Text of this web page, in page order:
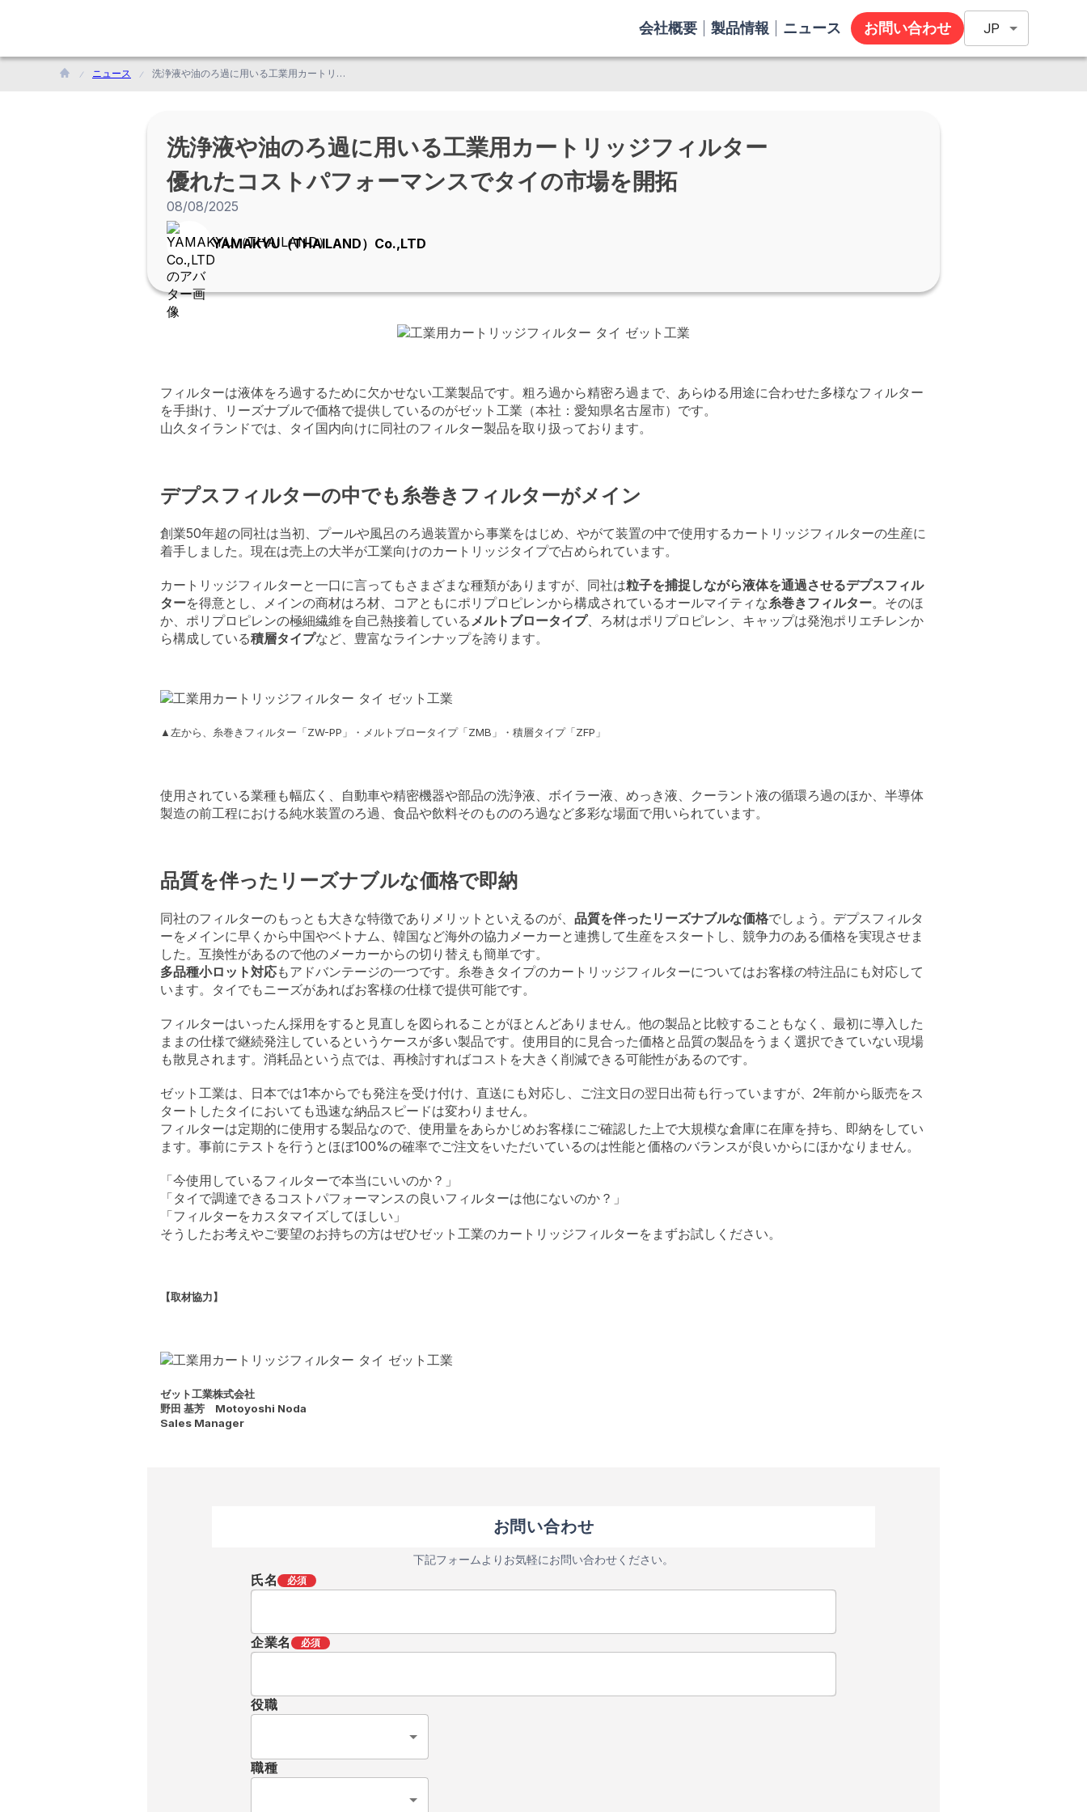
会社概要 製品情報 ニュース お問い合わせ JP
ニュース 洗浄液や油のろ過に用いる工業用カートリッジフィルター<br> 優れたコストパフォーマンスでタイの市場を開拓
洗浄液や油のろ過に用いる工業用カートリッジフィルター
優れたコストパフォーマンスでタイの市場を開拓
08/08/2025
YAMAKYU（THAILAND）Co.,LTD
フィルターは液体をろ過するために欠かせない工業製品です。粗ろ過から精密ろ過まで、あらゆる用途に合わせた多様なフィルター
を手掛け、リーズナブルで価格で提供しているのがゼット工業（本社：愛知県名古屋市）です。
山久タイランドでは、タイ国内向けに同社のフィルター製品を取り扱っております。
デプスフィルターの中でも糸巻きフィルターがメイン
創業50年超の同社は当初、プールや風呂のろ過装置から事業をはじめ、やがて装置の中で使用するカートリッジフィルターの生産に
着手しました。現在は売上の大半が工業向けのカートリッジタイプで占められています。
カートリッジフィルターと一口に言ってもさまざまな種類がありますが、同社は粒子を捕捉しながら液体を通過させるデプスフィル
ターを得意とし、メインの商材はろ材、コアともにポリプロピレンから構成されているオールマイティな糸巻きフィルター。そのほ
か、ポリプロピレンの極細繊維を自己熱接着している メルトブロータイプ、ろ材はポリプロピレン、キャップは発泡ポリエチレンか
ら構成している積層タイプなど、豊富なラインナップを誇ります。
▲左から、糸巻きフィルター「ZW-PP」・メルトブロータイプ「ZMB」・積層タイプ「ZFP」
使用されている業種も幅広く、自動車や精密機器や部品の洗浄液、ボイラー液、めっき液、クーラント液の循環ろ過のほか、半導体
製造の前工程における純水装置のろ過、食品や飲料そのもののろ過など多彩な場面で用いられています。
品質を伴ったリーズナブルな価格で即納
同社のフィルターのもっとも大きな特徴でありメリットといえるのが、 品質を伴ったリーズナブルな価格でしょう。デプスフィルタ
ーをメインに早くから中国やベトナム、韓国など海外の協力メーカーと連携して生産をスタートし、競争力のある価格を実現させま
した。互換性があるので他のメーカーからの切り替えも簡単です。
多品種小ロット対応もアドバンテージの一つです。糸巻きタイプのカートリッジフィルターについてはお客様の特注品にも対応して
います。タイでもニーズがあればお客様の仕様で提供可能です。
フィルターはいったん採用をすると見直しを図られることがほとんどありません。他の製品と比較することもなく、最初に導入した
ままの仕様で継続発注しているというケースが多い製品です。使用目的に見合った価格と品質の製品をうまく選択できていない現場
も散見されます。消耗品という点では、再検討すればコストを大きく削減できる可能性があるのです。
ゼット工業は、日本では1本からでも発注を受け付け、直送にも対応し、ご注文日の翌日出荷も行っていますが、2年前から販売をス
タートしたタイにおいても迅速な納品スピードは変わりません。
フィルターは定期的に使用する製品なので、使用量をあらかじめお客様にご確認した上で大規模な倉庫に在庫を持ち、即納をしてい
ます。事前にテストを行うとほぼ100%の確率でご注文をいただいているのは性能と価格のバランスが良いからにほかなりません。
「今使用しているフィルターで本当にいいのか？」
「タイで調達できるコストパフォーマンスの良いフィルターは他にないのか？」
「フィルターをカスタマイズしてほしい」
そうしたお考えやご要望のお持ちの方はぜひゼット工業のカートリッジフィルターをまずお試しください。
【取材協力】
ゼット工業株式会社
野田 基芳 Motoyoshi Noda
Sales Manager
お問い合わせ
下記フォームよりお気軽にお問い合わせください。
氏名 必須
企業名 必須
役職
職種